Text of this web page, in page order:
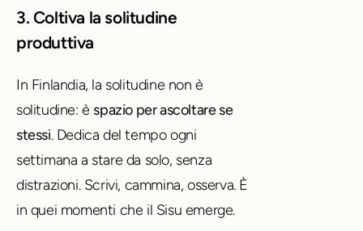
3. Coltiva la solitudine
produttiva
In Finlandia, la solitudine non è
solitudine: è spazio per ascoltare se
stessi. Dedica del tempo ogni
settimana a stare da solo, senza
distrazioni. Scrivi, cammina, osserva. È
in quei momenti che il Sisu emerge.